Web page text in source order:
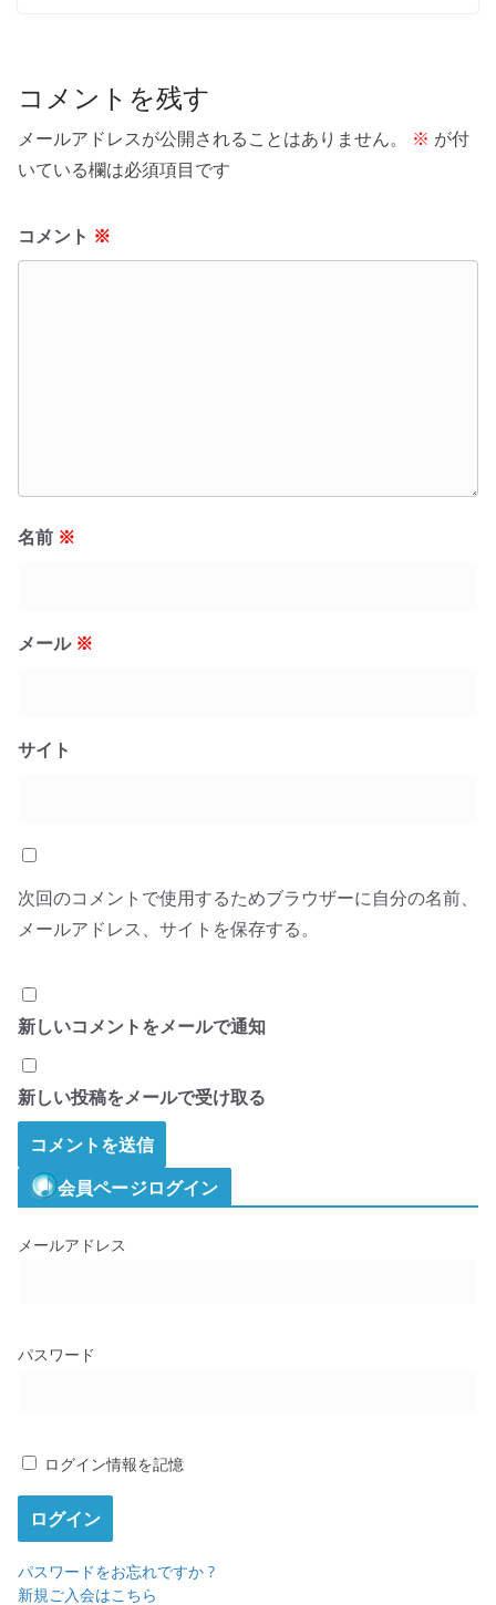
コメントを残す
メールアドレスが公開されることはありません。 ※ が付
いている欄は必須項目です
コメント ※
名前 ※
メール ※
サイト
次回のコメントで使用するためブラウザーに自分の名前、
メールアドレス、サイトを保存する。
新しいコメントをメールで通知
新しい投稿をメールで受け取る
会員ページログイン
メールアドレス
パスワード
ログイン情報を記憶
パスワードをお忘れですか ?
新規ご入会はこちら